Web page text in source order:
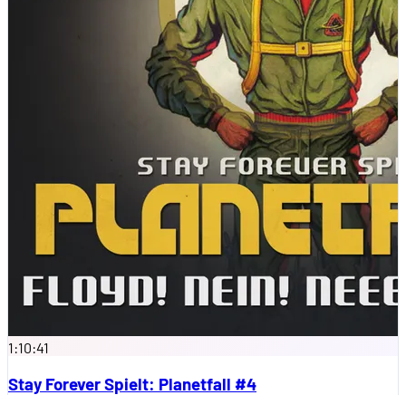
1:10:41
Stay Forever Spielt: Planetfall #4